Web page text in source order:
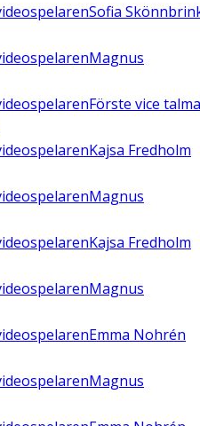
Sofia
Magnus
Förste vice
Kajsa Fredholm
Magnus
Kajsa Fredholm
Magnus
Emma Nohrén
Magnus